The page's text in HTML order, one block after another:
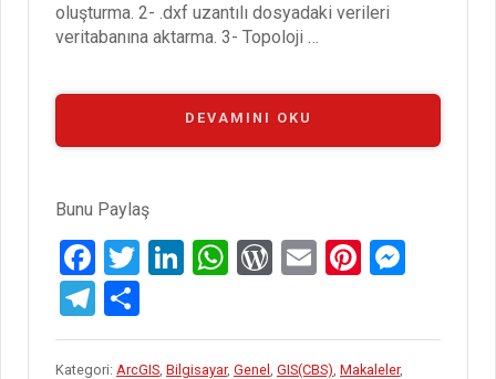
oluşturma. 2- .dxf uzantılı dosyadaki verileri
veritabanına aktarma. 3- Topoloji …
DEVAMINI OKU
Bunu Paylaş
F
a
ce
b
T
tt
er
Li
ke
dI
W
at
s
W
d
Pr
E
ail
Pi
er
es
se
T
el
e
h
ar
Kategori: ArcGIS, Bilgisayar, Genel , GIS(CBS), Makaleler,